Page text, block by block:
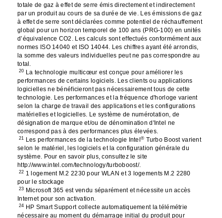
totale de gaz à effet de serre émis directement et indirectement
par un produit au cours de sa durée de vie. Les émissions de gaz
à effet de serre sont déclarées comme potentiel de réchauffement
global pour un horizon temporel de 100 ans (PRG-100) en unités
d’équivalence CO2. Les calculs sont effectués conformément aux
normes ISO 14040 et ISO 14044. Les chiffres ayant été arrondis,
la somme des valeurs individuelles peut ne pas correspondre au
total.
20 La technologie multicœur est conçue pour améliorer les
performances de certains logiciels. Les clients ou applications
logicielles ne bénéficieront pas nécessairement tous de cette
technologie. Les performances et la fréquence d'horloge varient
selon la charge de travail des applications et les configurations
matérielles et logicielles. Le système de numérotation, de
désignation de marque et/ou de dénomination d'Intel ne
correspond pas à des performances plus élevées.
21 Les performances de la technologie Intel® Turbo Boost varient
selon le matériel, les logiciels et la configuration générale du
système. Pour en savoir plus, consultez le site
http://www.intel.com/technology/turboboost/.
22 1 logement M.2 2230 pour WLAN et 3 logements M.2 2280
pour le stockage
23 Microsoft 365 est vendu séparément et nécessite un accès
Internet pour son activation.
24 HP Smart Support collecte automatiquement la télémétrie
nécessaire au moment du démarrage initial du produit pour